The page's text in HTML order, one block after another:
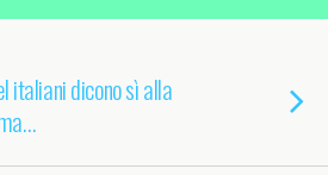
italiani dicono sì alla